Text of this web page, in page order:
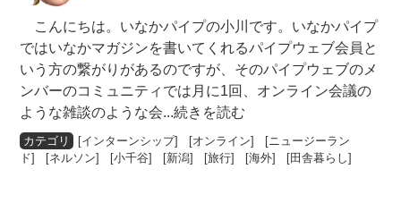
こんにちは。いなかパイプの小川です。いなかパイプ
ではいなかマガジンを書いてくれるパイプウェブ会員と
いう方の繋がりがあるのですが、そのパイプウェブのメ
ンバーのコミュニティでは月に1回、オンライン会議の
ような雑談のような会...続きを読む
[インターンシップ] [オンライン] [ニュージーラン
ド] [ネルソン] [小千谷] [新潟] [旅行] [海外] [田舎暮らし]